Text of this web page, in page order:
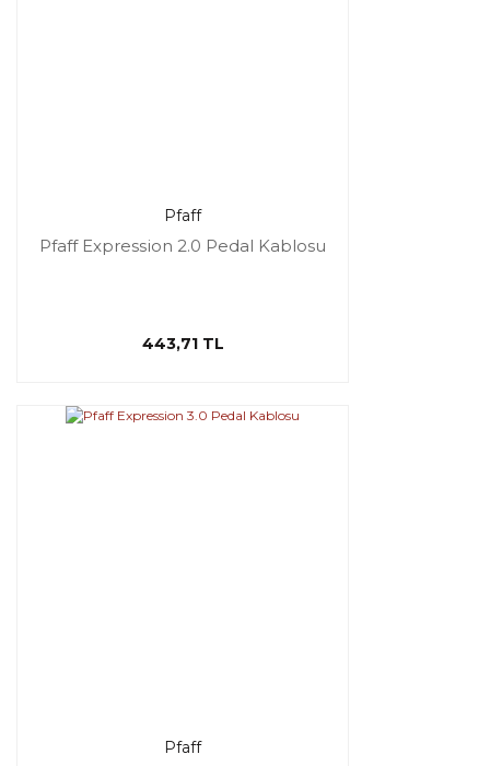
Pfaff
Pfaff Expression 2.0 Pedal Kablosu
443,71 TL
Pfaff